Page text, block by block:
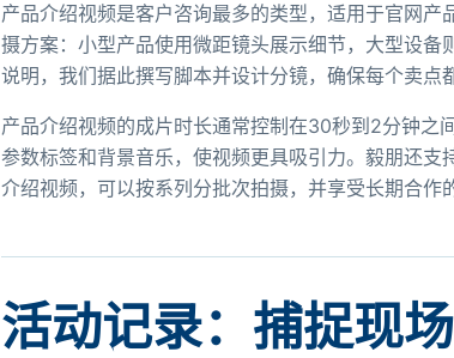
产品介绍视频是客户咨询最多的类型，适用于官网
摄方案：小型产品使用微距镜头展示细节，大型设
说明，我们据此撰写脚本并设计分镜，确保每个卖点
产品介绍视频的成片时长通常控制在30秒到2分钟之
参数标签和背景音乐，使视频更具吸引力。毅朋还
介绍视频，可以按系列分批次拍摄，并享受长期合作
活动记录：捕捉现